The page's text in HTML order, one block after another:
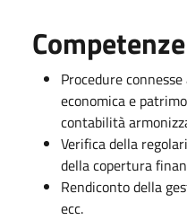
Competenze
Procedure
economica e
contabilità
Verifica della
della copertura
Rendiconto della
ecc.